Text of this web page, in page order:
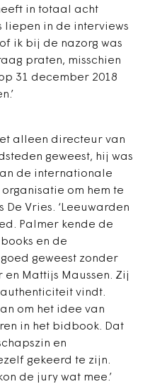
in totaal acht
liepen in de interviews
ik bij de nazorg was
praten, misschien
31 december 2018
alleen directeur van
geweest, hij was
de internationale
om hem te
Vries. ‘Leeuwarden
Palmer kende de
en de
geweest zonder
en Mattijs Maussen. Zij
vindt.
om het idee van
in het bidbook. Dat
en
gekeerd te zijn.
de jury wat mee.’